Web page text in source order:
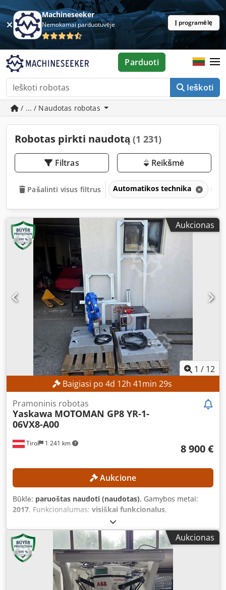
Machineseeker
Nemokamai parduotuvėje Į programėlę
Ieškoti
Parduoti
/ ... / Naudotas robotas
Robotas pirkti naudotą(1 231)
Filtras Reikšmė
Pašalinti visus filtrus Automatikos technika
Aukcionas
1 / 12
Baigiasi po 4d 12h 41min 28s
Tirol 1 241 km
Pramoninis robotas
Yaskawa MOTOMAN GP8 YR-1-
06VX8-A00
8 900 €
Aukcione
Būklė: paruoštas naudoti (naudotas), Gamybos metai:
2017, Funkcionalumas: visiškai funkcionalus,
mašinos/transporto priemonės numeris:
bendras svoris:32 kg, keliamoji galia:8 kg, valdiklio
modelis:
Yaskawa YRC1000, teach pendant gamintojas:
Yaskawa
, ašių skaičius:6, TECHNINĖS CHARAKTERISTIKOS
Roboto ašys: 6 Naudingoji apkrova: 8 kg Roboto rankos
svoris: 32 kg ĮRANGO CHARAKTERISTIKOS Valdymo sistema:
Yaskawa YRC1000 Programavimo pulto gamintojas:
Aukcionas